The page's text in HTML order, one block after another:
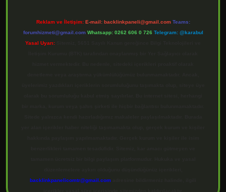
Reklam ve İletişim: E-mail: backlinkpaneli@gmail.com Teams:
forumhizmeti@gmail.com Whatsapp: 0262 606 0 726 Telegram: @karabul
Yasal Uyarı:
backlinkpanelicomtr@gmail.com